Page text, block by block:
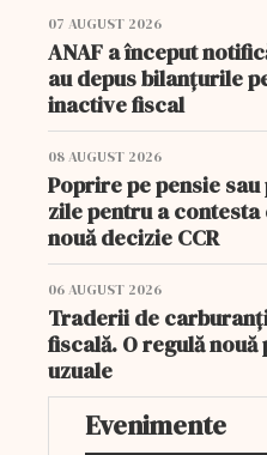
07 AUGUST 2026
ANAF a început
au depus bilanțurile
inactive fiscal
08 AUGUST 2026
Poprire pe pensie sau
zile pentru a
nouă decizie CCR
06 AUGUST 2026
Traderii de
fiscală. O regulă
uzuale
Evenimente